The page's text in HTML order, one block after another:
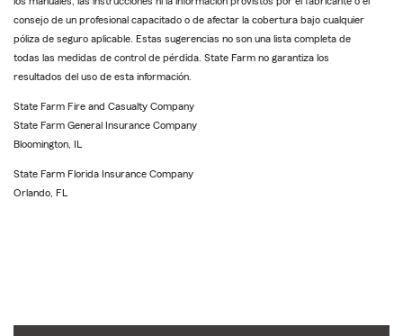
consejo de un profesional capacitado o de afectar la cobertura bajo cualquier
póliza de seguro aplicable. Estas sugerencias no son una lista completa de
todas las medidas de control de pérdida. State Farm no garantiza los
resultados del uso de esta información.
State Farm Fire and Casualty Company
State Farm General Insurance Company
Bloomington, IL
State Farm Florida Insurance Company
Orlando, FL